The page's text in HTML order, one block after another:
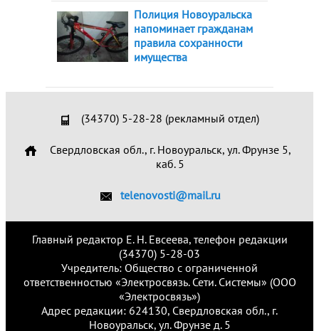
Полиция Новоуральска
напоминает гражданам
правила сохранности
имущества
(34370) 5-28-28 (рекламный отдел)
Свердловская обл., г. Новоуральск, ул. Фрунзе 5,
каб. 5
telenovosti@mail.ru
Главный редактор Е. Н. Евсеева, телефон редакции
(34370) 5-28-03
Учредитель: Общество с ограниченной
ответственностью «Электросвязь. Сети. Системы» (ООО
«Электросвязь»)
Адрес редакции: 624130, Свердловская обл., г.
Новоуральск, ул. Фрунзе д. 5